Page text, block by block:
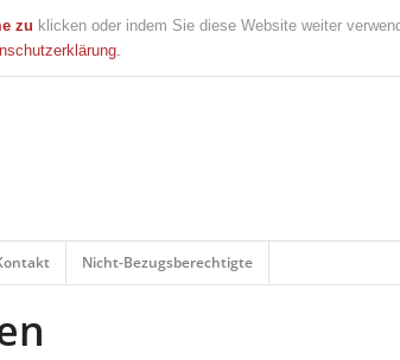
zu klicken oder indem Sie diese Website weiter
Nicht-Bezugsberechtigte